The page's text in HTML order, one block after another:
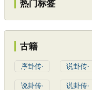
热门标签
古籍
序卦传· 说卦传·
说卦传· 说卦传·